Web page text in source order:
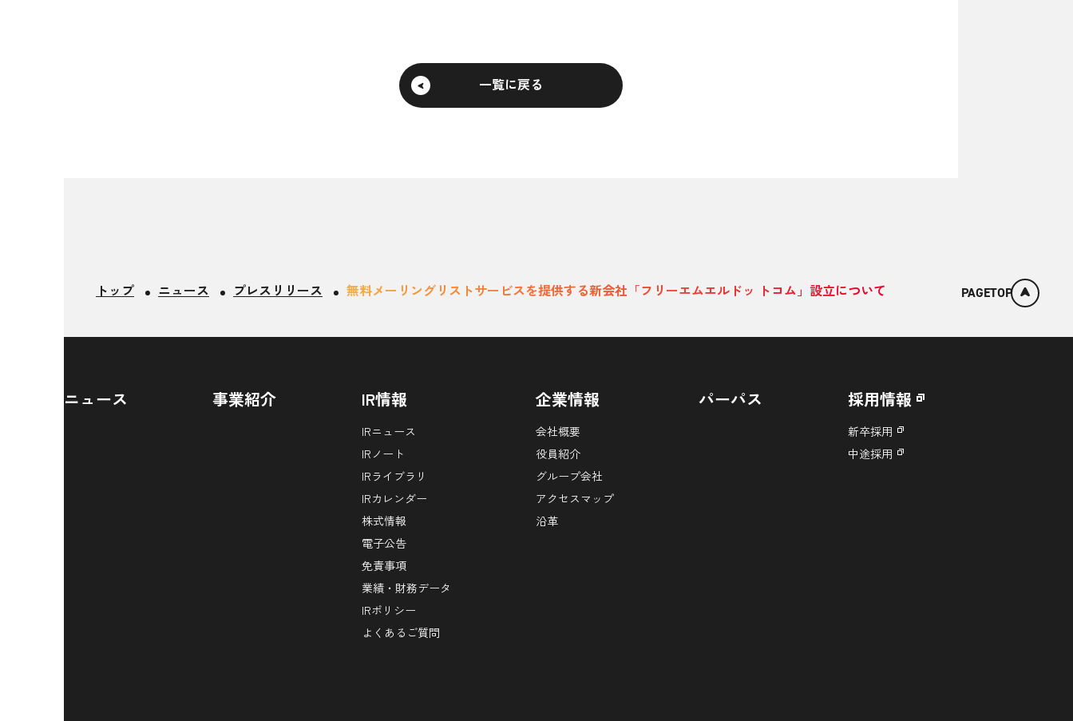
一覧に戻る
トップ ニュース プレスリリース 無料メーリングリストサービスを提供する新会社「フリーエムエルドッ トコム」設立について PAGETOP
ニュース 事業紹介 IR情報
IRニュース
IRノート
IRライブラリ
IRカレンダー
株式情報
電子公告
免責事項
業績・財務データ
IRポリシー
よくあるご質問
企業情報
会社概要
役員紹介
グループ会社
アクセスマップ
沿革
パーパス 採用情報
新卒採用
中途採用